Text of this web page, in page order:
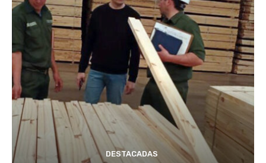
DESTACADAS